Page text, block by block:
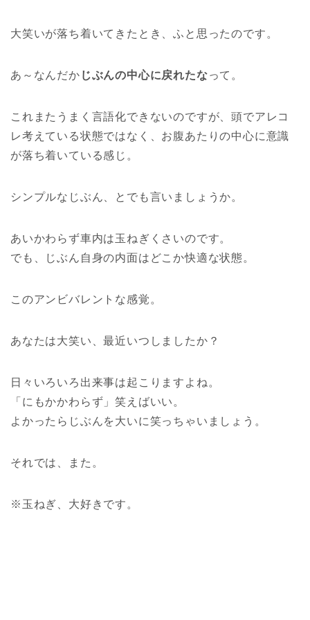
大笑いが落ち着いてきたとき、ふと思ったのです。
あ～なんだか じぶんの中心に戻れたなって。
これまたうまく言語化できないのですが、頭でアレコ
レ考えている状態ではなく、お腹あたりの中心に意識
が落ち着いている感じ。
シンプルなじぶん、とでも言いましょうか。
あいかわらず車内は玉ねぎくさいのです。
でも、じぶん自身の内面はどこか快適な状態。
このアンビバレントな感覚。
あなたは大笑い、最近いつしましたか？
日々いろいろ出来事は起こりますよね。
「にもかかわらず」笑えばいい。
よかったらじぶんを大いに笑っちゃいましょう。
それでは、また。
※玉ねぎ、大好きです。